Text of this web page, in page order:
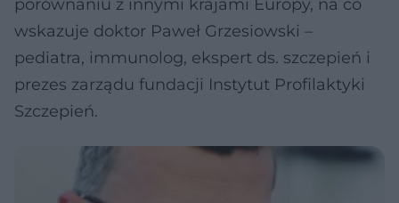
porównaniu z innymi krajami Europy, na co
wskazuje doktor Paweł Grzesiowski –
pediatra, immunolog, ekspert ds. szczepień i
prezes zarządu fundacji Instytut Profilaktyki
Szczepień.